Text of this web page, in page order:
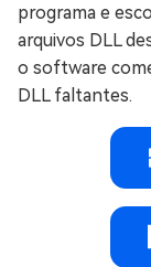
programa e
arquivos DLL
o software
DLL faltantes.